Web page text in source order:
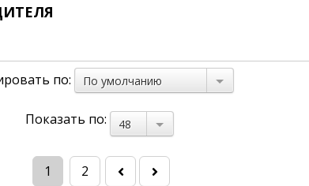
по: По умолчанию
Показать по: 48
1 2